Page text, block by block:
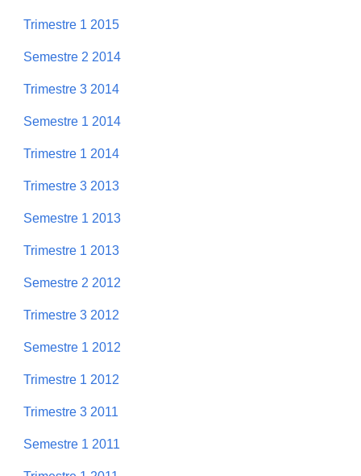
Trimestre 1 2015
Semestre 2 2014
Trimestre 3 2014
Semestre 1 2014
Trimestre 1 2014
Trimestre 3 2013
Semestre 1 2013
Trimestre 1 2013
Semestre 2 2012
Trimestre 3 2012
Semestre 1 2012
Trimestre 1 2012
Trimestre 3 2011
Semestre 1 2011